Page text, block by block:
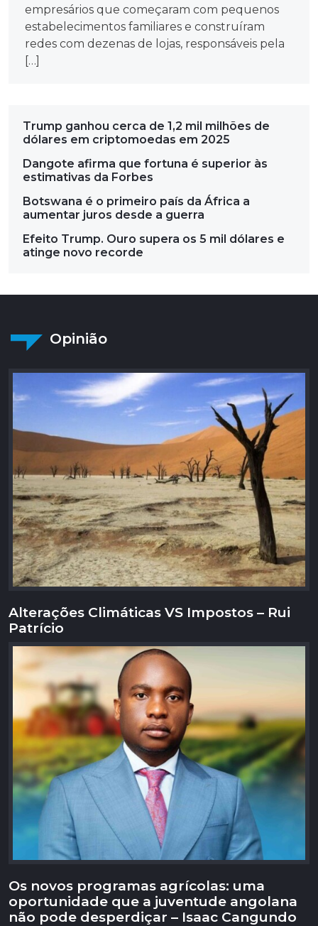
empresários que começaram com pequenos
estabelecimentos familiares e construíram
redes com dezenas de lojas, responsáveis pela
[…]
Trump ganhou cerca de 1,2 mil milhões de
dólares em criptomoedas em 2025
Dangote afirma que fortuna é superior às
estimativas da Forbes
Botswana é o primeiro país da África a
aumentar juros desde a guerra
Efeito Trump. Ouro supera os 5 mil dólares e
atinge novo recorde
Opinião
Alterações Climáticas VS Impostos – Rui
Patrício
Os novos programas agrícolas: uma
oportunidade que a juventude angolana
não pode desperdiçar – Isaac Cangundo